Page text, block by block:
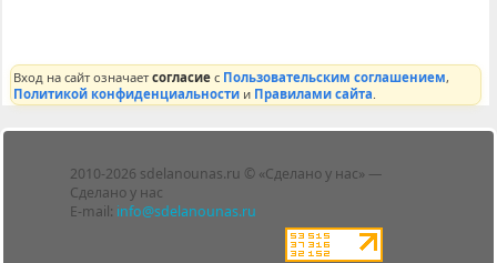
Вход на сайт означаетсогласие с Пользовательским соглашением,
Политикой конфиденциальности и Правилами сайта
2010-2026 sdelanounas.ru © «Сделано у нас» —
Сделано у нас
E-mail: info@sdelanounas.ru
Блоги
Люди
Политика